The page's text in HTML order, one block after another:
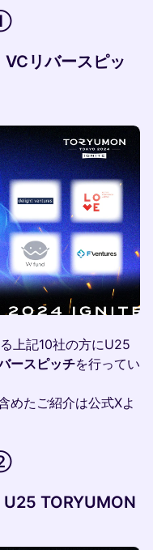
リバースピッ
上記10社の方にU25
ースピッチを行ってい
めたご紹介は公式Xよ
TORYUMON